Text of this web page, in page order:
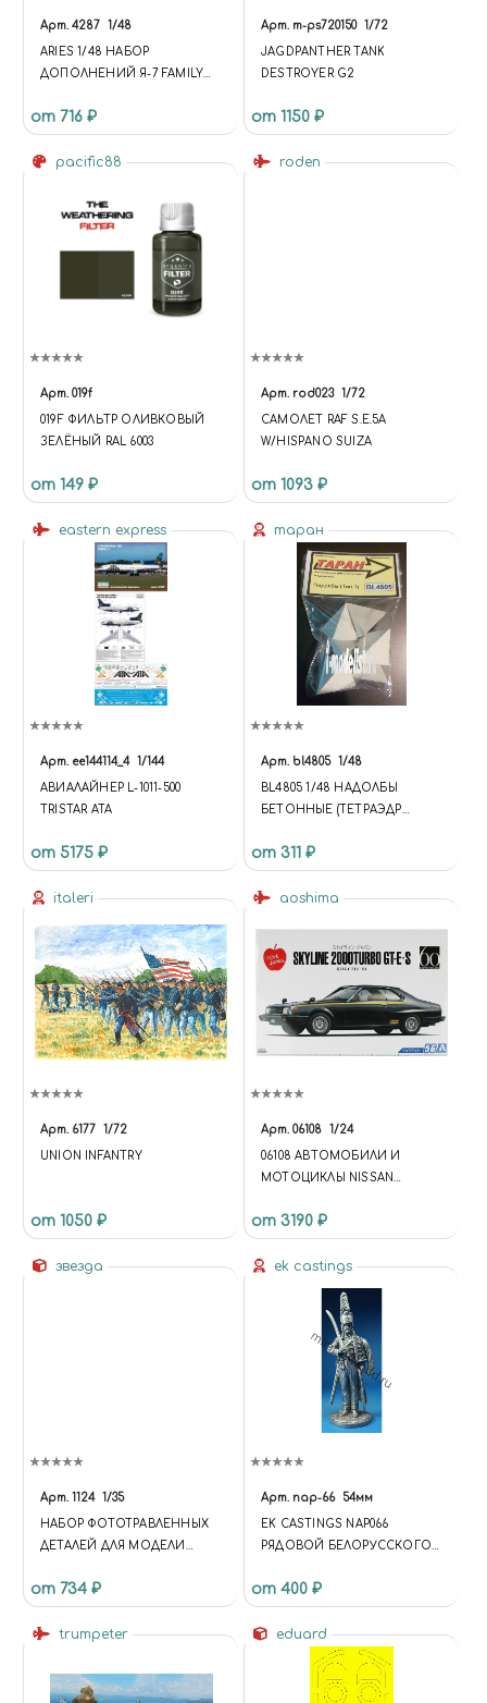
Арт. 4287 1/48
ARIES 1/48 НАБОР
ДОПОЛНЕНИЙ Я-7 FAMILY
от 716 ₽
Арт. m-ps720150 1/72
JAGDPANTHER TANK
DESTROYER G2
от 1150 ₽
pacific88
Арт. 019f
019F ФИЛЬТР ОЛИВКОВЫЙ
ЗЕЛЁНЫЙ RAL 6003
от 149 ₽
roden
Арт. rod023 1/72
САМОЛЕТ RAF S.E.5A
W/HISPANO SUIZA
от 1093 ₽
eastern express
Арт. ее144114_4 1/144
АВИАЛАЙНЕР L-1011-500
TRISTAR ATA
от 5175 ₽
таран
Арт. bl4805 1/48
BL4805 1/48 НАДОЛБЫ
БЕТОННЫЕ (ТЕТРАЭДР
от 311 ₽
italeri
Арт. 6177 1/72
UNION INFANTRY
от 1050 ₽
aoshima
Арт. 06108 1/24
06108 АВТОМОБИЛИ И
МОТОЦИКЛЫ NISSAN
E.S '81
от 3190 ₽
звезда
Арт. 1124 1/35
НАБОР ФОТОТРАВЛЕННЫХ
ДЕТАЛЕЙ ДЛЯ МОДЕЛИ
от 734 ₽
ek castings
Арт. nap-66 54мм
EK CASTINGS NAP066
РЯДОВОЙ БЕЛОРУССКОГО
РОССИЯ, 1805-1806Г. (54ММ.)
(FUNCTION {
UNIVERSE.SITE.ID = 'S1';
UNIVERSE.SITE.DIRECTORY =
'/'; UNIVERSE.TEMPLATE.ID =
'UNIVERSE_S1';
от 400 ₽
trumpeter eduard